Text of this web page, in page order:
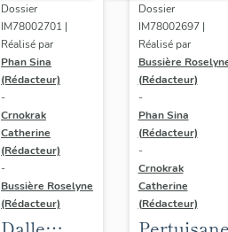
Dossier
IM78002701 |
Réalisé par
Phan Sina
(Rédacteur)
-
Crnokrak
Catherine
(Rédacteur)
-
Bussière Roselyne
(Rédacteur)
Dossier
IM78002697 |
Réalisé par
Bussière
(Rédacteur)
-
Phan Sina
(Rédacteur)
-
Crnokrak
Catherine
(Rédacteur)